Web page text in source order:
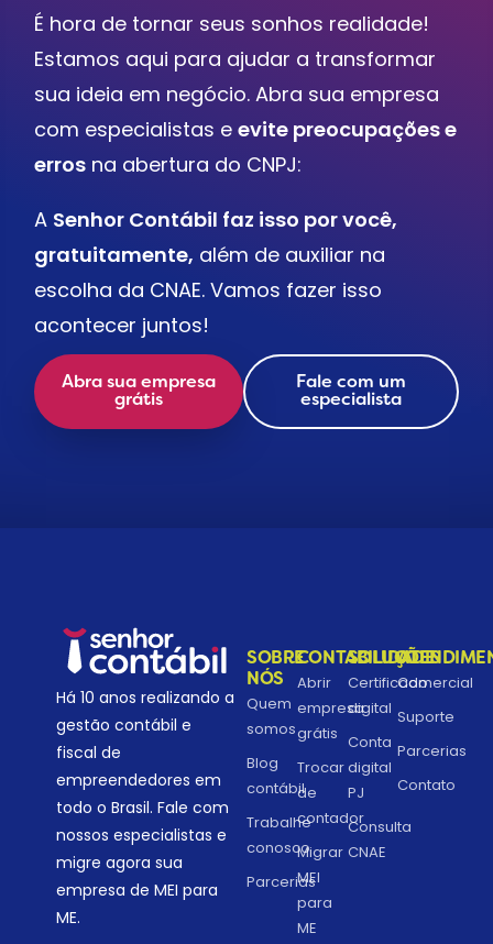
É hora de tornar seus sonhos realidade!
Estamos aqui para ajudar a transformar
sua ideia em negócio. Abra sua empresa
com especialistas eevite preocupações e
erros na abertura do CNPJ:
A Senhor Contábil faz isso por você,
gratuitamente, além de auxiliar na
escolha da CNAE. Vamos fazer isso
acontecer juntos!
Abra sua empresa
grátis
Fale com um
especialista
Há 10 anos realizando a
gestão contábil e
fiscal de
empreendedores em
todo o Brasil. Fale com
nossos especialistas e
migre agora sua
empresa de MEI para
ME.
SOBRE
NÓS
Quem
somos
Blog
contábil
Trabalhe
conosco
Parcerias
CONTABILIDADE
Abrir
empresa
grátis
Trocar
de
contador
Migrar
MEI
para
ME
SOLUÇÕES
Certificado
digital
Conta
digital
PJ
Consulta
CNAE
Comercial
Suporte
Parcerias
Contato